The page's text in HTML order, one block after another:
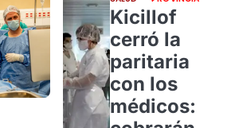
Kicillof
cerró la
paritaria
con los
médicos: